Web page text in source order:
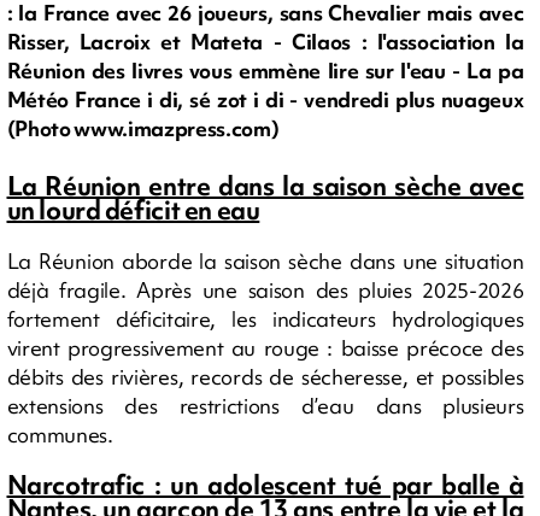
: la France avec 26 joueurs, sans Chevalier mais avec
Risser, Lacroix et Mateta - Cilaos : l'association la
Réunion des livres vous emmène lire sur l'eau - La pa
Météo France i di, sé zot i di - vendredi plus nuageux
(Photo www.imazpress.com)
La Réunion entre dans la saison sèche avec
un lourd déficit en eau
La Réunion aborde la saison sèche dans une situation
déjà fragile. Après une saison des pluies 2025-2026
fortement déficitaire, les indicateurs hydrologiques
virent progressivement au rouge : baisse précoce des
débits des rivières, records de sécheresse, et possibles
extensions des restrictions d’eau dans plusieurs
communes.
Narcotrafic : un adolescent tué par balle à